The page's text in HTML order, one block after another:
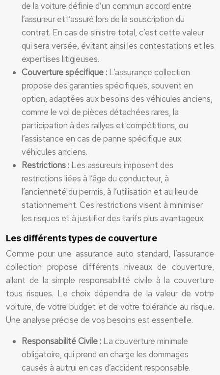
de la voiture définie d’un commun accord entre
l’assureur et l’assuré lors de la souscription du
contrat. En cas de sinistre total, c’est cette valeur
qui sera versée, évitant ainsi les contestations et les
expertises litigieuses.
Couverture spécifique : L’assurance collection
propose des garanties spécifiques, souvent en
option, adaptées aux besoins des véhicules anciens,
comme le vol de pièces détachées rares, la
participation à des rallyes et compétitions, ou
l’assistance en cas de panne spécifique aux
véhicules anciens.
Restrictions : Les assureurs imposent des
restrictions liées à l’âge du conducteur, à
l’ancienneté du permis, à l’utilisation et au lieu de
stationnement. Ces restrictions visent à minimiser
les risques et à justifier des tarifs plus avantageux.
Les différents types de couverture
Comme pour une assurance auto standard, l’assurance
collection propose différents niveaux de couverture,
allant de la simple responsabilité civile à la couverture
tous risques. Le choix dépendra de la valeur de votre
voiture, de votre budget et de votre tolérance au risque.
Une analyse précise de vos besoins est essentielle.
Responsabilité Civile : La couverture minimale
obligatoire, qui prend en charge les dommages
causés à autrui en cas d’accident responsable.